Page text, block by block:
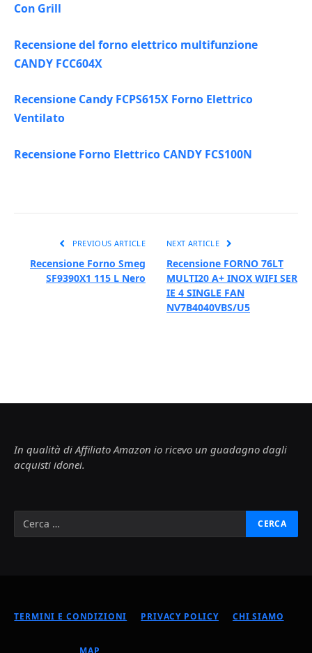
Con Grill
Recensione del forno elettrico multifunzione
CANDY FCC604X
Recensione Candy FCPS615X Forno Elettrico
Ventilato
Recensione Forno Elettrico CANDY FCS100N
PREVIOUS ARTICLE
Recensione Forno Smeg
SF9390X1 115 L Nero
NEXT ARTICLE
Recensione FORNO 76LT
MULTI20 A+ INOX WIFI SER
IE 4 SINGLE FAN
NV7B4040VBS/U5
In qualità di Affiliato Amazon io ricevo un guadagno dagli
acquisti idonei.
TERMINI E CONDIZIONI PRIVACY POLICY CHI SIAMO
MAP